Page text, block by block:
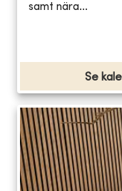
samt nära...
Se